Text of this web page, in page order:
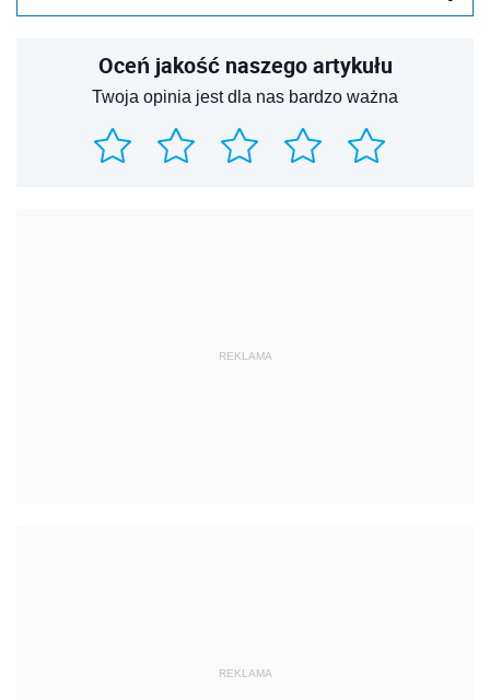
Oceń jakość naszego artykułu
Twoja opinia jest dla nas bardzo ważna
REKLAMA
REKLAMA